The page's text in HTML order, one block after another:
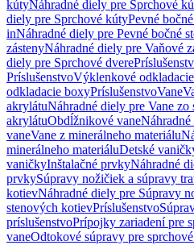
kútyNáhradné diely pre Sprchové
diely pre Sprchové kútyPevné
inNáhradné diely pre Pevné bočné
zástenyNáhradné diely pre Vaňové
diely pre Sprchové dvere
PríslušenstvoVýklenkové
odkladacie boxyPríslušenstvoVane
akrylátuNáhradné diely pre Vane zo
akrylátuObdĺžnikové vane
vaneVane z minerálneho materiálu
minerálneho materiáluDetské
vaničkyInštalačné prvkyNáhradné
prvkySúpravy nožičiek a súpravy
kotievNáhradné diely pre Súpravy
stenových kotievPríslušenstvo
príslušenstvoPrípojky zariadení pre
vaneOdtokové súpravy pre